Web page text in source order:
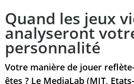
Quand les jeux
analyseront
personnalité
Votre manière de jouer
êtes ? Le MediaLab (MIT,